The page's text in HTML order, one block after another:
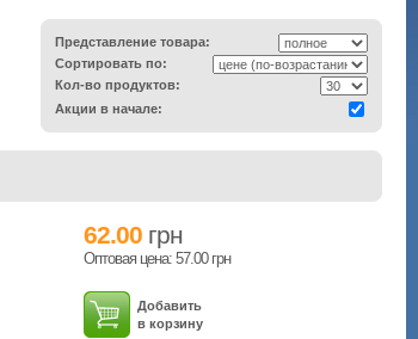
Представление товара:
Сортировать по:
Кол-во продуктов:
Акции в начале:
62.00 грн
Оптовая цена: 57.00 грн
Добавить
в корзину